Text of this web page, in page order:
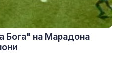
Бога" на Марадона